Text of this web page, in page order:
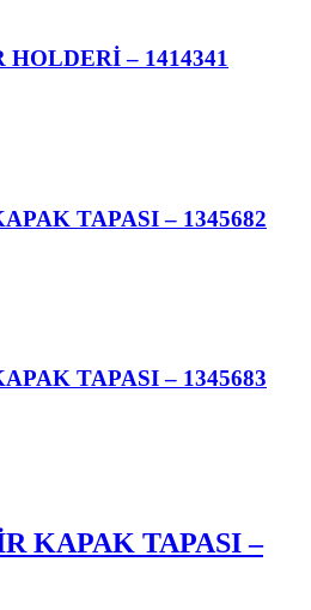
– 1414341
TAPASI – 1345682
TAPASI – 1345683
KAPAK TAPASI –